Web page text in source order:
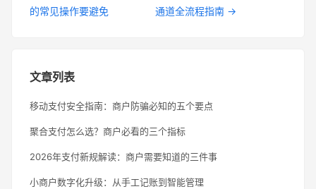
的常见操作要避免
通道全流程指南 →
文章列表
移动支付安全指南：商户防骗必知的五个要点
聚合支付怎么选？商户必看的三个指标
2026年支付新规解读：商户需要知道的三件事
小商户数字化升级：从手工记账到智能管理